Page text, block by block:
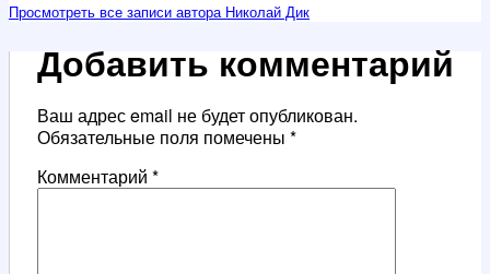
Просмотреть все записи автора Николай Дик
Добавить комментарий
Ваш адрес email не будет опубликован.
Обязательные поля помечены *
Комментарий *